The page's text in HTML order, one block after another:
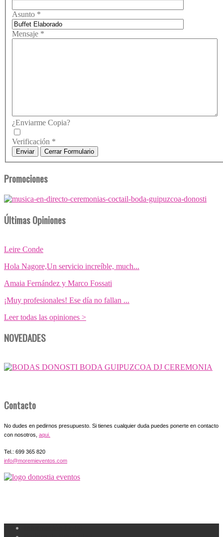
Asunto *
Mensaje *
¿Enviarme Copia?
Verificación *
Enviar Cerrar Formulario
Promociones
Últimas Opiniones
Leire Conde
Hola Nagore,Un servicio increíble, much...
Amaia Fernández y Marco Fossati
¡Muy profesionales! Ese día no fallan ...
Leer todas las opiniones >
NOVEDADES
Contacto
No dudes en pedirnos presupuesto. Si tienes cualquier duda puedes ponerte en contacto
con nosotros, aqui.
Tel.: 699 365 820
info@moremieventos.com